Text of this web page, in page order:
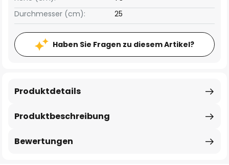
Durchmesser (cm):
25
Haben Sie Fragen zu diesem Artikel?
Produktbeschreibung
Produktdetails
Bewertungen